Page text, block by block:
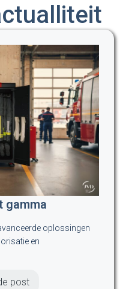
gamma
oplossingen
en
post